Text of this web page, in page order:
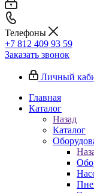
Телефоны
+7 812 409 93 59
Заказать звонок
Личный
Главная
Каталог
Назад
Каталог